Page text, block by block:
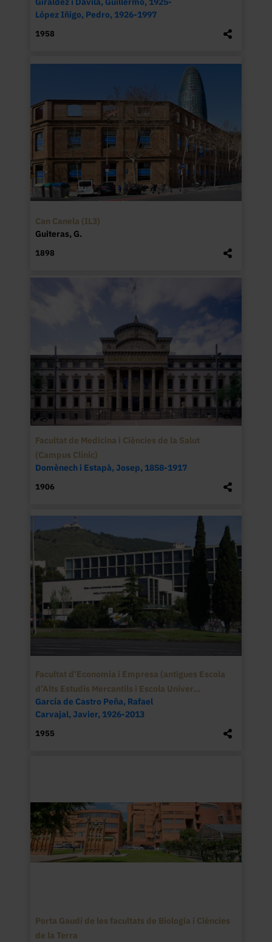
De la configuració de l'edifici destaca,
simetria, que situa al seu eix un cos
idèntics. En el cos central just en el
centre neuràlgic de tota la composició es
va ubicar la dependència que per a
Rogent representa l'ànima o l'essència de
la Universitat i que la caracteritza amb
més força: el Saló de Graus o Paranimf.
Pel que fa a la façana, destaca la seva
aparença massissa horitzontal, alleugira,
però, per una successió contínua
d'obertures en arcs rodons, seguint la
arquitectònics que el teòric de
(1725-1798) considerava propis d'una
dependències al voltant d'un claustre,
situació de les aules al primer pis i de la
biblioteca al segon, i elevació de dues
torres, que en el cas de la Universitat de
Barcelona es van construir als costats.
Cal destacar finalment, els jardins a
través dels quals s’obre l’edifici cap a la
així, tota l’estructura en U de la
construcció, tret de la façana. La reixa
que tanca el jardí fou projectada per
Rogent, però va ser col·locada entre el
cessat des de feia temps (1889) en el seu
càrrec de director de les obres.
López Iñigo, Pedro, 1926-1997
1958
Can Canela (IL3)
Guiteras, G.
1898
Facultat de Medicina i Ciències de la Salut
(Campus Clínic)
Domènech i Estapà, Josep, 1858-1917
1906
Facultat d’Economia i Empresa (antigues Escola
d’Alts Estudis Mercantils i Escola Univer...
García de Castro Peña, Rafael
Carvajal, Javier, 1926-2013
1955
Porta Gaudí de les facultats de Biologia i Ciències
de la Terra